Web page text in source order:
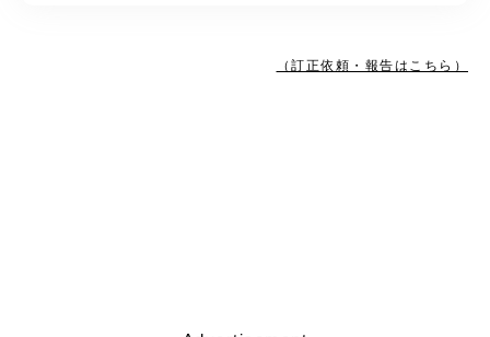
（訂正依頼・報告はこちら）